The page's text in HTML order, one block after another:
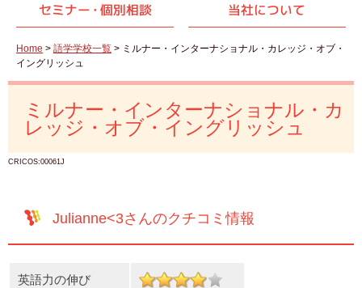
セミナー・ 個別相談 当社について
Home > 語学学校一覧 > ミルナー・インターナショナル・カレッジ・オブ・
イングリッシュ
ミルナー・インターナショナル・カ
レッジ・オブ・イングリッシュ
CRICOS:00061J
Julianne<3さんのクチコミ情報
英語力の伸び